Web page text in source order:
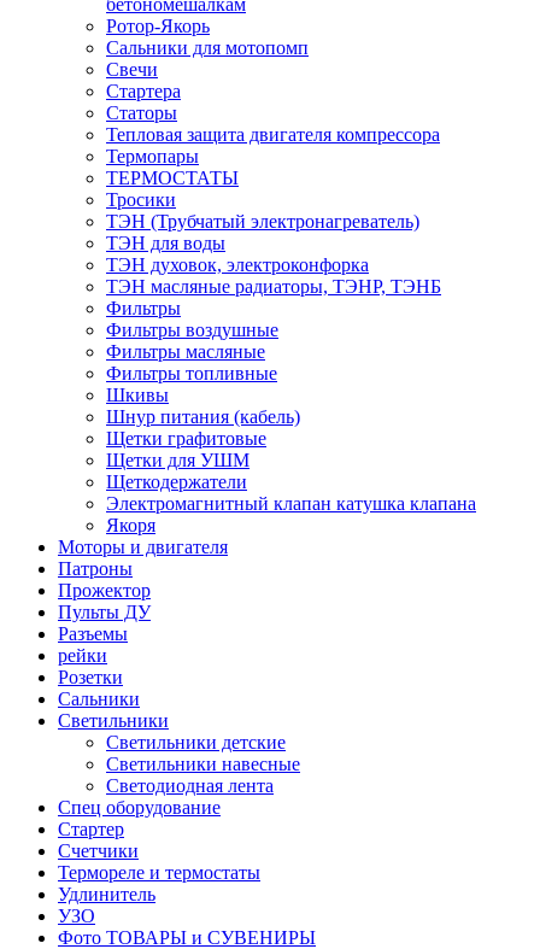
Ротор-Якорь
Сальники для мотопомп
Свечи
Стартера
Статоры
Тепловая защита двигателя компрессора
Термопары
ТЕРМОСТАТЫ
Тросики
ТЭН (Трубчатый электронагреватель)
ТЭН для воды
ТЭН духовок, электроконфорка
ТЭН масляные радиаторы, ТЭНР, ТЭНБ
Фильтры
Фильтры воздушные
Фильтры масляные
Фильтры топливные
Шкивы
Шнур питания (кабель)
Щетки графитовые
Щетки для УШМ
Щеткодержатели
Электромагнитный клапан катушка клапана
Якоря
Моторы и двигателя
Патроны
Прожектор
Пульты ДУ
Разъемы
рейки
Розетки
Сальники
Светильники
Светильники детские
Светильники навесные
Светодиодная лента
Спец оборудование
Стартер
Счетчики
Термореле и термостаты
Удлинитель
УЗО
Фото ТОВАРЫ и СУВЕНИРЫ